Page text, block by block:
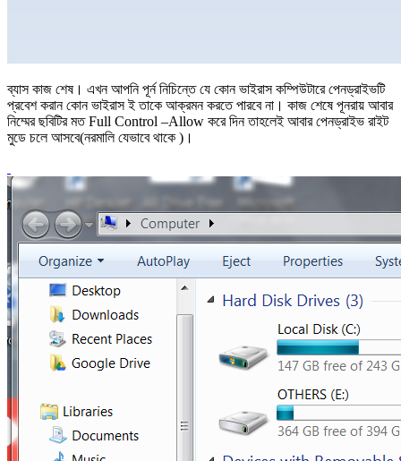
ব্যাস কাজ শেষ। এখন আপনি পূর্ন নিচিন্তে যে কোন ভাইরাস কম্পিউটারে পেনড্রাইভটি
প্রবেশ করান কোন ভাইরাস ই তাকে আক্রমন করতে পারবে না। কাজ শেষে পূনরায় আবার
নিম্মের ছবিটির মত Full Control –Allow করে দিন তাহলেই আবার পেনড্রাইভ রাইট
মুডে চলে আসবে(নরমালি যেভাবে থাকে )।